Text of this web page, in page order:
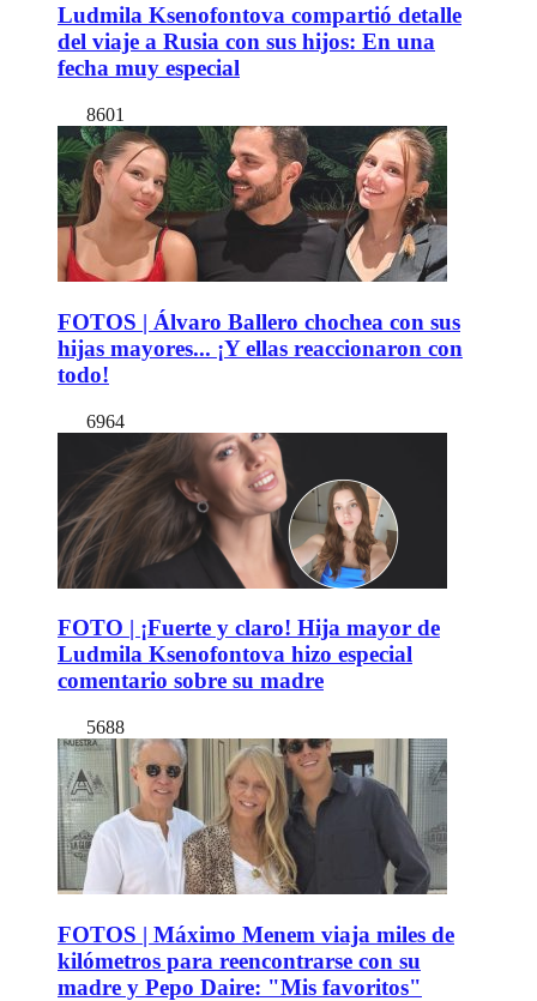
Ludmila Ksenofontova compartió detalle
del viaje a Rusia con sus hijos: En una
fecha muy especial
8601
FOTOS | Álvaro Ballero chochea con sus
hijas mayores... ¡Y ellas reaccionaron con
todo!
6964
FOTO | ¡Fuerte y claro! Hija mayor de
Ludmila Ksenofontova hizo especial
comentario sobre su madre
5688
FOTOS | Máximo Menem viaja miles de
kilómetros para reencontrarse con su
madre y Pepo Daire: "Mis favoritos"